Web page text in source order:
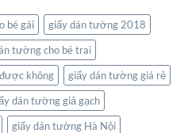
bé gái
giấy dán tường 2018
tường cho bé trai
không
giấy dán tường giá rẻ
dán tường giả gạch
giấy dán tường Hà Nội